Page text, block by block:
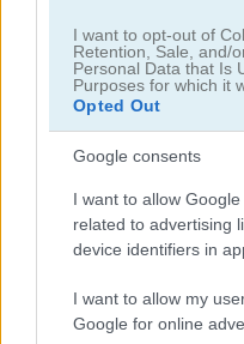
I want to opt-out of
Retention, Sale, and/
Personal Data that Is
Purposes for which it
Opted Out
Google consents
I want to allow
related to advertising
device identifiers in
I want to allow my
Google for online
Smarty Bubbles X-MAS Edition
Danh mục liên quan
bắn bóng